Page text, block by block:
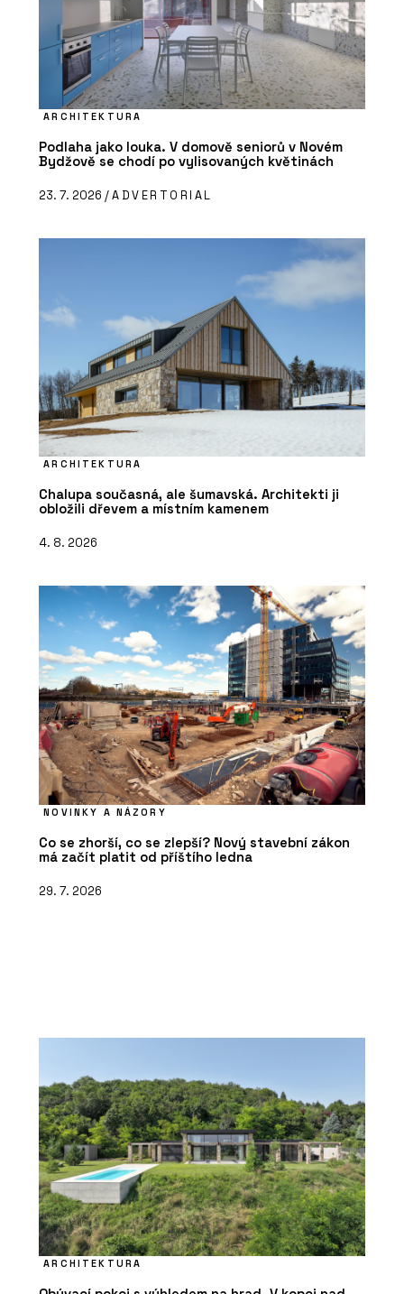
ARCHITEKTURA
Podlaha jako louka. V domově seniorů v Novém
Bydžově se chodí po vylisovaných květinách
23. 7. 2026 /ADVERTORIAL
ARCHITEKTURA
Chalupa současná, ale šumavská. Architekti ji
obložili dřevem a místním kamenem
4. 8. 2026
NOVINKY A NÁZORY
Co se zhorší, co se zlepší? Nový stavební zákon
má začít platit od příštího ledna
29. 7. 2026
ARCHITEKTURA